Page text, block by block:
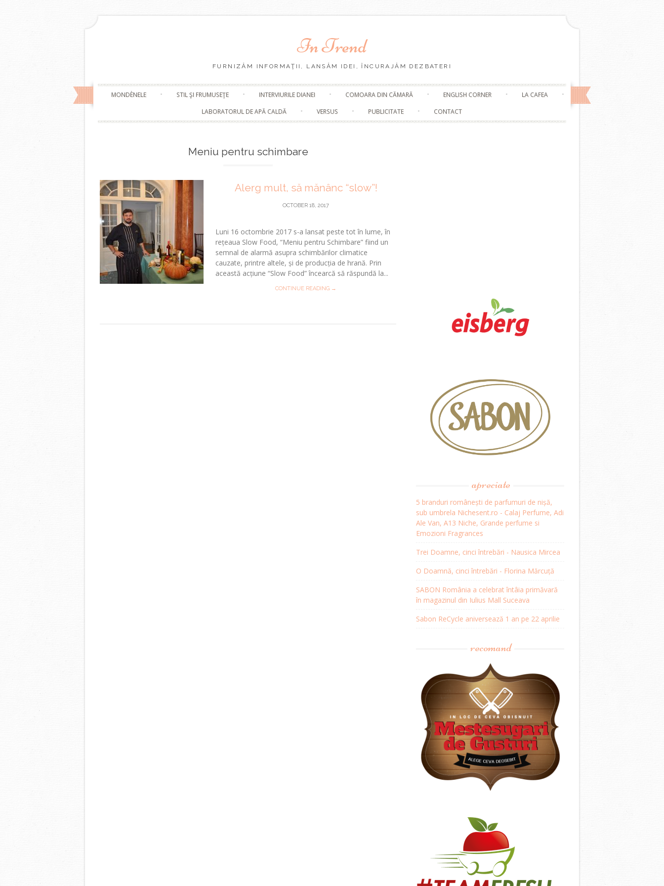
In Trend
FURNIZĂM INFORMAŢII, LANSĂM IDEI, ÎNCURAJĂM DEZBATERI
Skip
content
MONDÈNELE STIL ŞI FRUMUSEŢE INTERVIURILE DIANEI COMOARA DIN CĂMARĂ ENGLISH CORNER
LA CAFEA
LABORATORUL DE APĂ CALDĂ
VERSUS PUBLICITATE CONTACT
Meniu pentru schimbare
Alerg mult, să mănânc “slow”!
OCTOBER 18, 2017
Luni 16 octombrie 2017 s-a lansat peste tot în lume, în
rețeaua Slow Food, “Meniu pentru Schimbare” fiind un
semnal de alarmă asupra schimbărilor climatice
cauzate, printre altele, și de producția de hrană. Prin
această acțiune “Slow Food” încearcă să răspundă la...
CONTINUE READING →
apreciate
5 branduri românești de parfumuri de nișă,
sub umbrela Nichesent.ro - Calaj Perfume, Adi
Ale Van, A13 Niche, Grande perfume si
Emozioni Fragrances
Trei Doamne, cinci întrebări - Nausica Mircea
O Doamnă, cinci întrebări - Florina Mărcuță
SABON România a celebrat întâia primăvară
în magazinul din Iulius Mall Suceava
Sabon ReCycle aniversează 1 an pe 22 aprilie
recomand